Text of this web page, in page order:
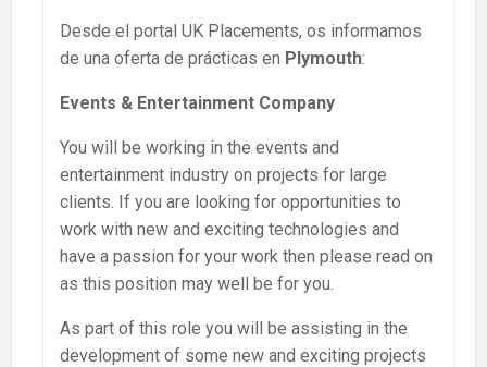
Desde el portal UK Placements, os informamos
de una oferta de prácticas en Plymouth:
Events & Entertainment Company
You will be working in the events and
entertainment industry on projects for large
clients. If you are looking for opportunities to
work with new and exciting technologies and
have a passion for your work then please read on
as this position may well be for you.
As part of this role you will be assisting in the
development of some new and exciting projects